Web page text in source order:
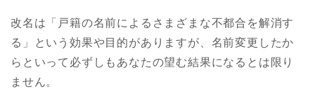
改名は「戸籍の名前によるさまざまな不都合を解消す
る」という効果や目的がありますが、名前変更したか
らといって必ずしもあなたの望む結果になるとは限り
ません。